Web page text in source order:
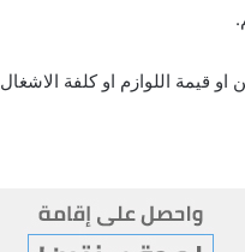
او قيمة اللوازم او كلفة